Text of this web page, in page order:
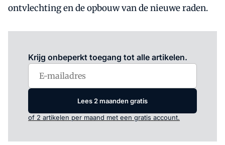
ontvlechting en de opbouw van de nieuwe raden.
Krijg onbeperkt toegang tot alle artikelen.
Lees 2 maanden gratis
of 2 artikelen per maand met een gratis account.